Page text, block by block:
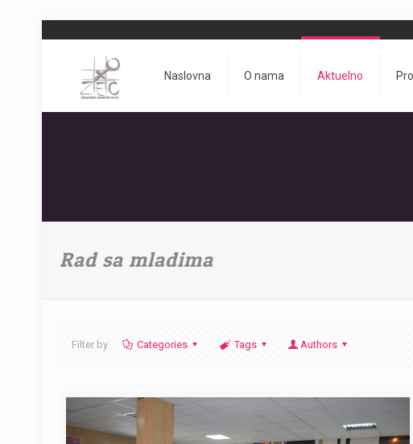
Naslovna O nama Aktuelno
Rad sa mladima
Filter by Categories Tags Authors